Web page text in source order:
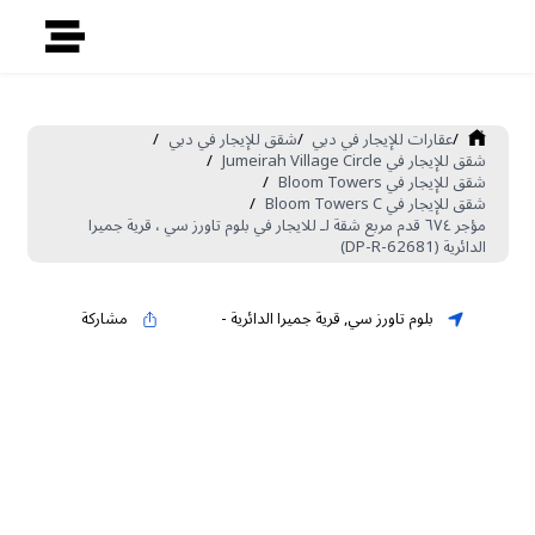
/عقارات للإيجار في دبي /شقق للإيجار في دبي /
شقق للإيجار في Jumeirah Village Circle /
شقق للإيجار في Bloom Towers /
شقق للإيجار في Bloom Towers C /
مؤجر ٦٧٤ قدم مربع شقة لـ للايجار في بلوم تاورز سي ، قرية جميرا
الدائرية (DP-R-62681)
بلوم تاورز سي,قرية جميرا الدائرية- مشاركة